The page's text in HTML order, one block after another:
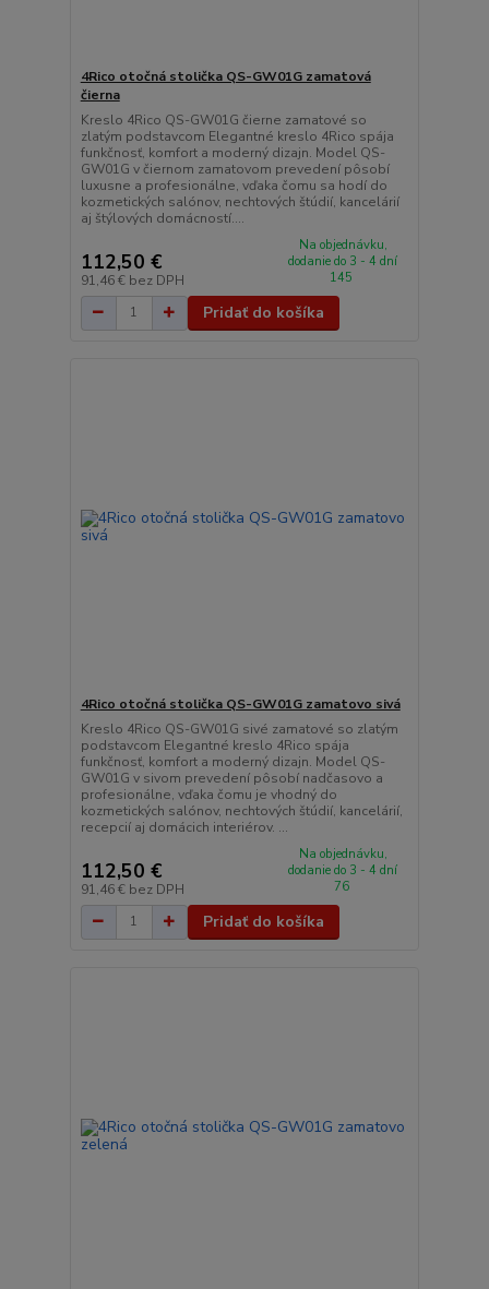
4Rico otočná stolička QS-GW01G zamatová
čierna
Kreslo 4Rico QS-GW01G čierne zamatové so
zlatým podstavcom Elegantné kreslo 4Rico spája
funkčnosť, komfort a moderný dizajn. Model QS-
GW01G v čiernom zamatovom prevedení pôsobí
luxusne a profesionálne, vďaka čomu sa hodí do
kozmetických salónov, nechtových štúdií, kancelárií
aj štýlových domácností....
112,50 €
91,46 € bez DPH
Na objednávku,
dodanie do 3 - 4 dní
145
Pridať do košíka
4Rico otočná stolička QS-GW01G zamatovo sivá
Kreslo 4Rico QS-GW01G sivé zamatové so zlatým
podstavcom Elegantné kreslo 4Rico spája
funkčnosť, komfort a moderný dizajn. Model QS-
GW01G v sivom prevedení pôsobí nadčasovo a
profesionálne, vďaka čomu je vhodný do
kozmetických salónov, nechtových štúdií, kancelárií,
recepcií aj domácich interiérov. ...
112,50 €
91,46 € bez DPH
Na objednávku,
dodanie do 3 - 4 dní
76
Pridať do košíka